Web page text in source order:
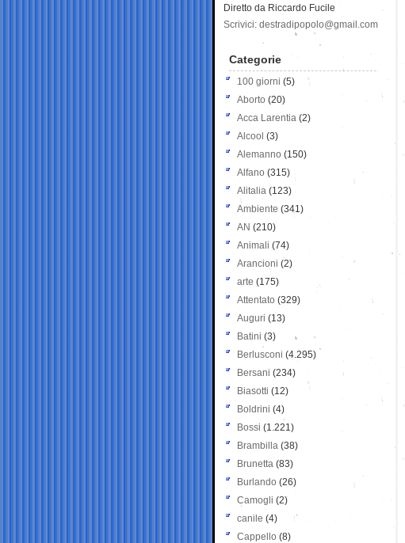
Diretto da Riccardo Fucile
Scrivici: destradipopolo@gmail.com
Categorie
100 giorni (5)
Aborto (20)
Acca Larentia (2)
Alcool (3)
Alemanno (150)
Alfano (315)
Alitalia (123)
Ambiente (341)
AN (210)
Animali (74)
Arancioni (2)
arte (175)
Attentato (329)
Auguri (13)
Batini (3)
Berlusconi (4.295)
Bersani (234)
Biasotti (12)
Boldrini (4)
Bossi (1.221)
Brambilla (38)
Brunetta (83)
Burlando (26)
Camogli (2)
canile (4)
Cappello (8)